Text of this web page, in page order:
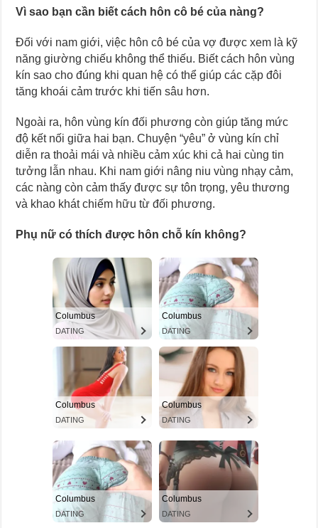
Vì sao bạn cần biết cách hôn cô bé của nàng?
Đối với nam giới, việc hôn cô bé của vợ được xem là kỹ
năng giường chiếu không thể thiếu. Biết cách hôn vùng
kín sao cho đúng khi quan hệ có thể giúp các cặp đôi
tăng khoái cảm trước khi tiến sâu hơn.
Ngoài ra, hôn vùng kín đối phương còn giúp tăng mức
độ kết nối giữa hai bạn. Chuyện “yêu” ở vùng kín chỉ
diễn ra thoải mái và nhiều cảm xúc khi cả hai cùng tin
tưởng lẫn nhau. Khi nam giới nâng niu vùng nhạy cảm,
các nàng còn cảm thấy được sự tôn trọng, yêu thương
và khao khát chiếm hữu từ đối phương.
Phụ nữ có thích được hôn chỗ kín không?